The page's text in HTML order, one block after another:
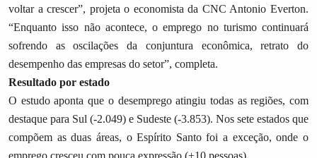
voltar a crescer”, projeta o economista da CNC Antonio Everton.
“Enquanto isso não acontece, o emprego no turismo continuará
sofrendo as oscilações da conjuntura econômica, retrato do
desempenho das empresas do setor”, completa.
Resultado por estado
O estudo aponta que o desemprego atingiu todas as regiões, com
destaque para Sul (-2.049) e Sudeste (-3.853). Nos sete estados que
compõem as duas áreas, o Espírito Santo foi a exceção, onde o